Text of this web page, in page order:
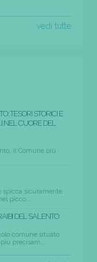
vedi tutte
TESORI STORICI E
NEL CUORE DEL
il Comune più
spicca sicuramente
picco...
DEL SALENTO
comune situato
precisam...